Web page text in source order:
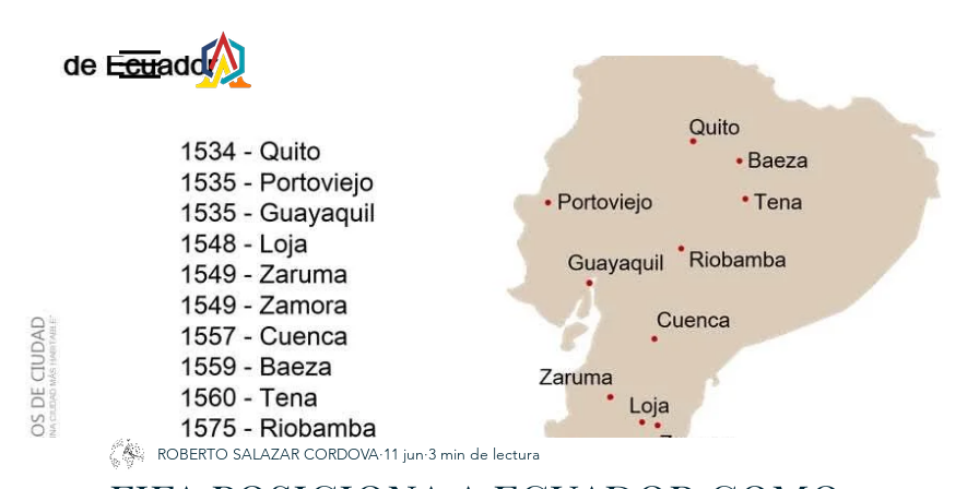
5. CSPINC.TECH 6. HEXAGON GROUP 7. APP LAT-AM/UK-
Exclusive Content ADNPL
ROBERTO SALAZAR CORDOVA 11 jun 3 min de lectura